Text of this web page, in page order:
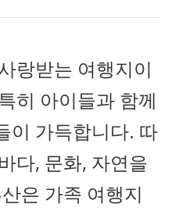
랑받는 여행지이
히 아이들과 함께
이 가득합니다. 따
다, 문화, 자연을
은 가족 여행지